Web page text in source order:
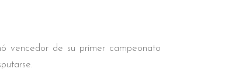
vencedor de su primer campeonato